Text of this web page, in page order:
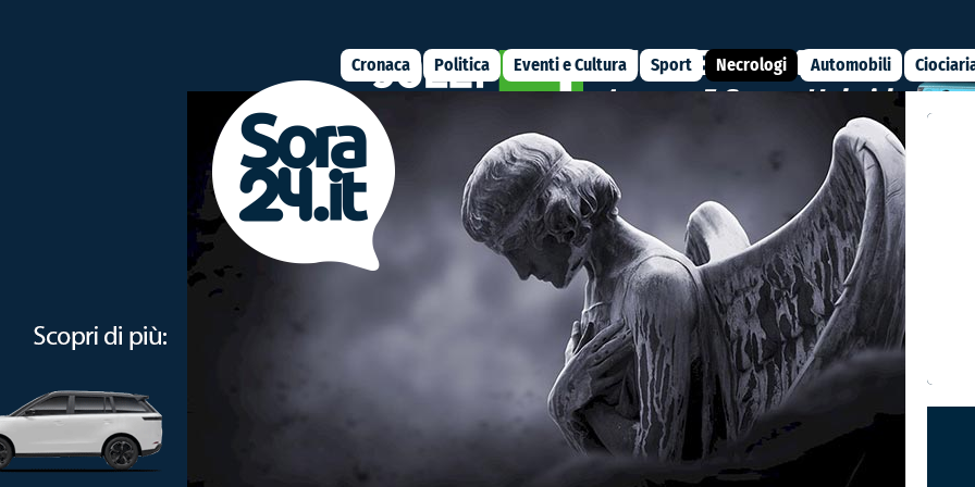
Cronaca Politica Eventi e Cultura Sport Necrologi Automobili